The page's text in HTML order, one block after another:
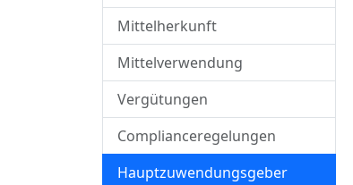
Mittelherkunft
Mittelverwendung
Vergütungen
Complianceregelungen
Hauptzuwendungsgeber